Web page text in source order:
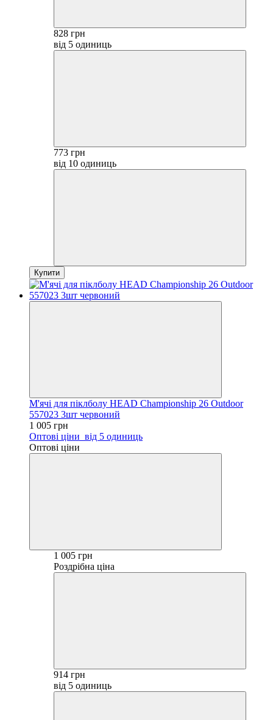
828 грн
від 5 одиниць
773 грн
від 10 одиниць
Купити
М'ячі для піклболу HEAD Championship 26 Outdoor
557023 3шт червоний
1 005 грн
Оптові ціни від 5 одиниць
Оптові ціни
1 005 грн
Роздрібна ціна
914 грн
від 5 одиниць